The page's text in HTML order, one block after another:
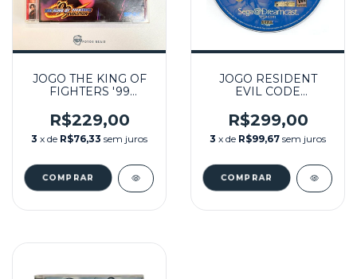
JOGO THE KING OF
FIGHTERS '99
SEMINOVO -
DREAMCAST
R$229,00
3 x de R$76,33 sem juros
JOGO RESIDENT
EVIL CODE
(SEM CAPA)
SEMINOVO -
DREAMCAST
R$299,00
3 x de R$99,67 sem juros